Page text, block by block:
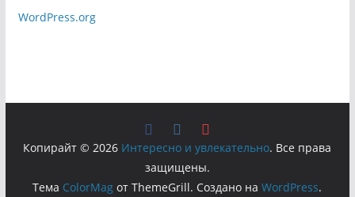
WordPress.org
Копирайт © 2026 Интересно и увлекательно. Все права
защищены.
Тема ColorMag от ThemeGrill. Создано наWordPress.